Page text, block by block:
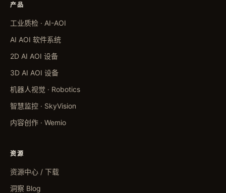
产品
工业质检 · AI-AOI
AI AOI 软件系统
2D AI AOI 设备
3D AI AOI 设备
机器人视觉 · Robotics
智慧监控 · SkyVision
内容创作 · Wemio
资源
资源中心 / 下载
洞察 Blog